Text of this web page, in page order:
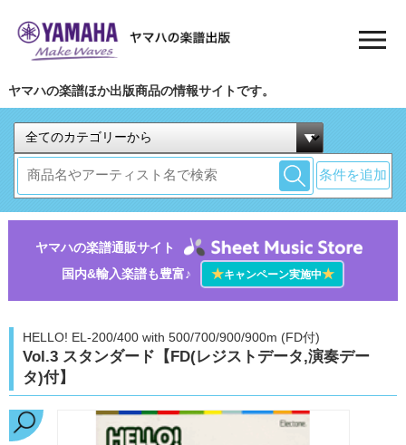
ヤマハの楽譜ほか出版商品の情報サイトです。
条件を追加
ヤマハの楽譜通販サイト
国内&輸入楽譜も豊富♪
★キャンペーン実施中★
HELLO! EL-200/400 with 500/700/900/900m (FD付)
Vol.3 スタンダード【FD(レジストデータ,演奏デー
タ)付】